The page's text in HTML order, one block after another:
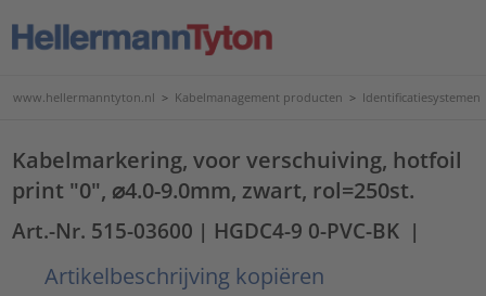
www.hellermanntyton.nl > Kabelmanagement producten > Identificatiesystemen
Kabelmarkering, voor verschuiving, hotfoil
print "0", ⌀4.0-9.0mm, zwart, rol=250st.
Art.-Nr. 515-03600 | HGDC4-9 0-PVC-BK |
Artikelbeschrijving kopiëren